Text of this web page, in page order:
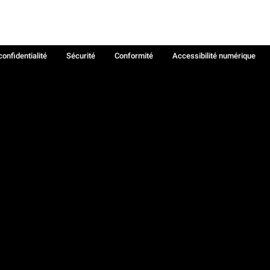
Sécurité Conformité
Accessibilité numérique